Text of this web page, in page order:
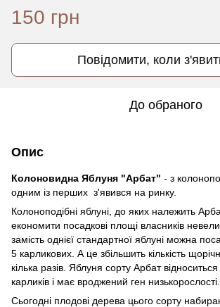
150 грн
Повідомити, коли
До обраного
Опис
Колоновидна Яблуня "Арбат" - з
одним із перших з'явився на ринку.
Колоноподібні яблуні, до яких належить
економити посадкові площі власників
замість однієї стандартної яблуні можна
5 карликових. А це збільшить кількість
кілька разів. Яблуня сорту Арбат
карликів і має вроджений ген низькорослості.
Сьогодні плодові дерева цього сорту